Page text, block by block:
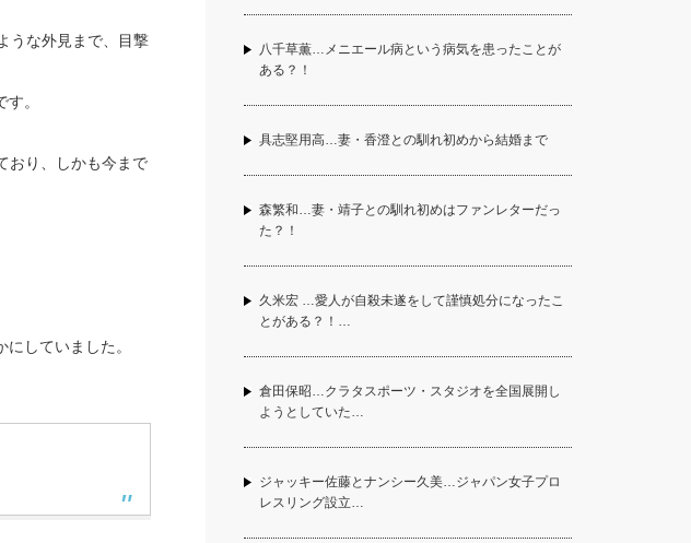
うな外見まで、目撃
。
おり、しかも今まで
していました。
八千草薫…メニエール病という病気を患ったことが
ある？！
具志堅用高…妻・香澄との馴れ初めから結婚まで
森繁和…妻・靖子との馴れ初めはファンレターだっ
た？！
久米宏 …愛人が自殺未遂をして謹慎処分になったこ
とがある？！…
倉田保昭…クラタスポーツ・スタジオを全国展開し
ようとしていた…
ジャッキー佐藤とナンシー久美…ジャパン女子プロ
レスリング設立…